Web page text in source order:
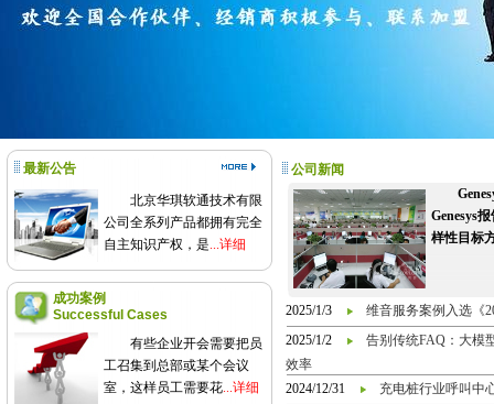
最新公告
北京华琪软通技术有限
公司全系列产品都拥有完全
自主知识产权，是...详细
成功案例
Successful Cases
有些企业开会需要把员
工召集到总部或某个会议
室，这样员工需要花...详细
公司新闻
Genesys
样性目标
2025/1/3
维音服务案例入选《
2025/1/2
告别传统FAQ：大模
效率
2024/12/31
充电桩行业呼叫中